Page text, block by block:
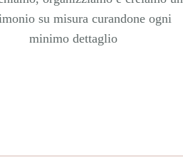
su misura curandone ogni
minimo dettaglio